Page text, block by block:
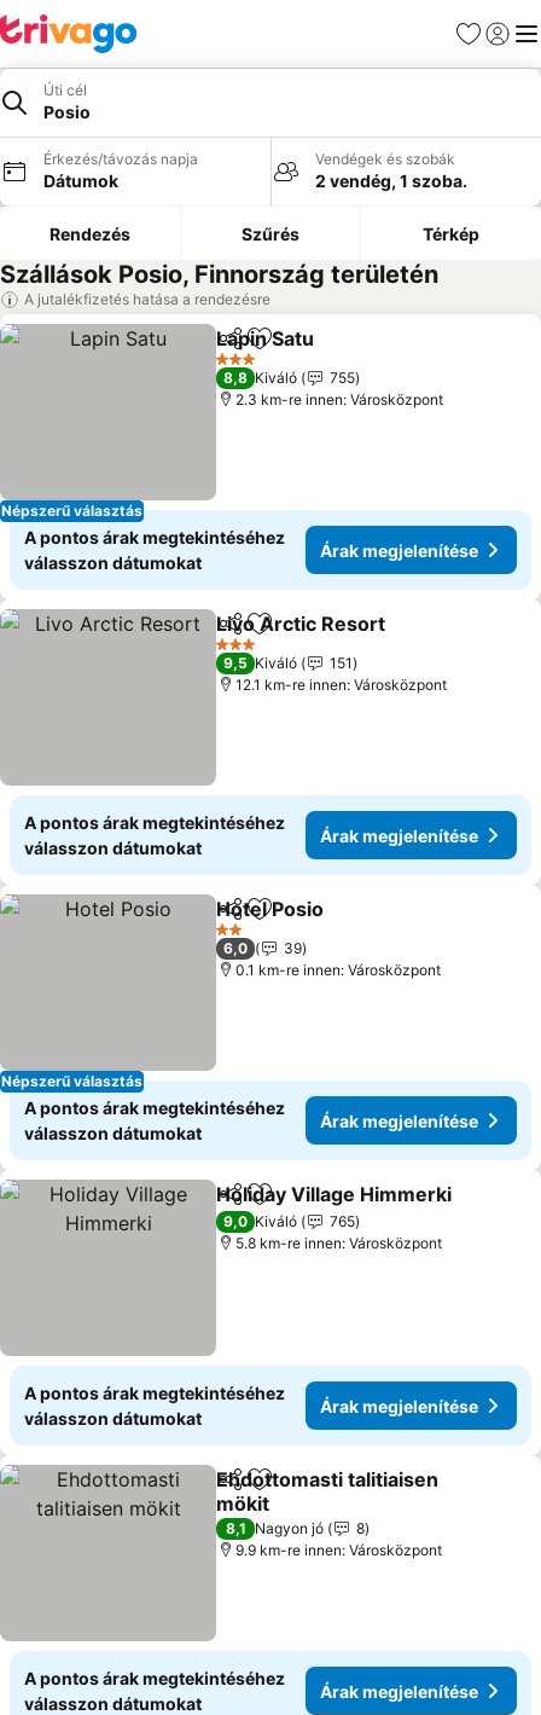
Kedvencek
Úti cél
Posio
Érkezés/távozás napja
Dátumok
Vendégek és szobák
2 vendég, 1 szoba.
Rendezés Szűrés Térkép
Szállások Posio, Finnország területén
A jutalékfizetés hatása a rendezésre
Népszerű választás
Megosztás
Hozzáadás a kedvencekhez
Lapin Satu
3 Kategória
8,8 Kiváló
755
2.3 km-re innen: Városközpont
A pontos árak megtekintéséhez
válasszon dátumokat
Árak megjelenítése
Megosztás
Hozzáadás a kedvencekhez
Livo Arctic Resort
3 Kategória
9,5 Kiváló
151
12.1 km-re innen: Városközpont
A pontos árak megtekintéséhez
válasszon dátumokat
Árak megjelenítése
Népszerű választás
Megosztás
Hozzáadás a kedvencekhez
Hotel Posio
2 Kategória
6,0
39
0.1 km-re innen: Városközpont
A pontos árak megtekintéséhez
válasszon dátumokat
Árak megjelenítése
Megosztás
Hozzáadás a kedvencekhez
Holiday Village Himmerki
9,0 Kiváló
765
5.8 km-re innen: Városközpont
A pontos árak megtekintéséhez
válasszon dátumokat
Árak megjelenítése
Megosztás
Hozzáadás a kedvencekhez
Ehdottomasti talitiaisen
mökit
8,1 Nagyon jó
8
9.9 km-re innen: Városközpont
A pontos árak megtekintéséhez
válasszon dátumokat
Árak megjelenítése